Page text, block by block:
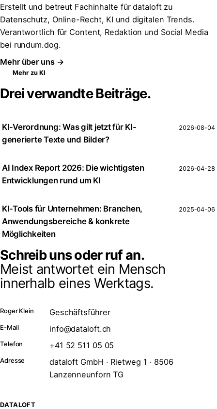
Erstellt und betreut Fachinhalte für dataloft zu
Datenschutz, Online-Recht, KI und digitalen Trends.
Verantwortlich für Content, Redaktion und Social Media
bei rundum.dog.
Mehr über uns →
Mehr zu KI
Drei verwandte Beiträge.
KI-Verordnung: Was gilt jetzt für KI-
generierte Texte und Bilder?
2026-08-04
AI Index Report 2026: Die wichtigsten
Entwicklungen rund um KI
2026-04-28
KI-Tools für Unternehmen: Branchen,
Anwendungsbereiche & konkrete
Möglichkeiten
2025-04-06
Schreib uns oder ruf an.
Meist antwortet ein Mensch
innerhalb eines Werktags.
Roger Klein Geschäftsführer
E-Mail info@dataloft.ch
Telefon +41 52 511 05 05
Adresse
dataloft GmbH · Rietweg 1 · 8506
Lanzenneunforn TG
DATALOFT